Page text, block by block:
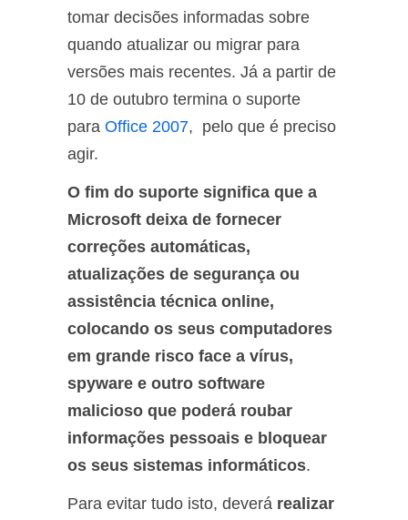
tomar decisões informadas sobre
quando atualizar ou migrar para
versões mais recentes. Já a partir de
10 de outubro termina o suporte
para Office 2007, pelo que é preciso
agir.
O fim do suporte significa que a
Microsoft deixa de fornecer
correções automáticas,
atualizações de segurança ou
assistência técnica online,
colocando os seus computadores
em grande risco face a vírus,
spyware e outro software
malicioso que poderá roubar
informações pessoais e bloquear
os seus sistemas informáticos.
Para evitar tudo isto, deverá realizar